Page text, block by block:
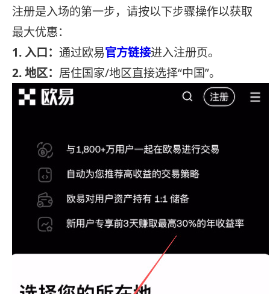
注册是入场的第一步，请按以下步骤操作以获取
最大优惠：
1. 入口： 通过欧易官方链接进入注册页。
2. 地区： 居住国家/地区直接选择“中国”。